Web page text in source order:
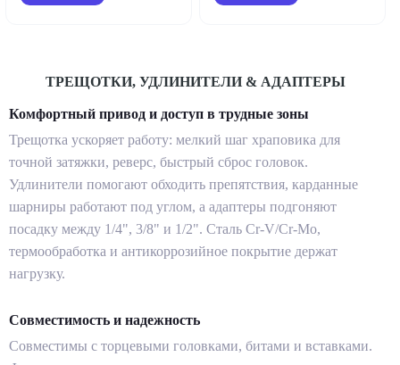
ТРЕЩОТКИ, УДЛИНИТЕЛИ & АДАПТЕРЫ
Комфортный привод и доступ в трудные зоны
Трещотка ускоряет работу: мелкий шаг храповика для
точной затяжки, реверс, быстрый сброс головок.
Удлинители помогают обходить препятствия, карданные
шарниры работают под углом, а адаптеры подгоняют
посадку между 1/4", 3/8" и 1/2". Сталь Cr-V/Cr-Mo,
термообработка и антикоррозийное покрытие держат
нагрузку.
Cовместимость и надежность
Совместимы с торцевыми головками, битами и вставками.